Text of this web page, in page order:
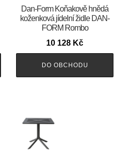
​​​​​Dan-Form Koňakově hnědá
koženková jídelní židle DAN-
FORM Rombo
10 128 Kč
DO OBCHODU